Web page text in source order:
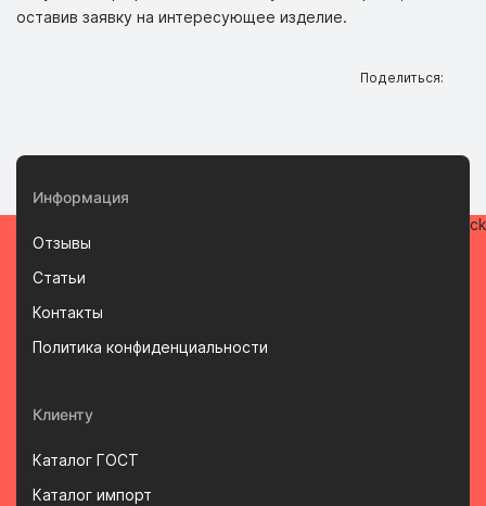
оставив заявку на интересующее изделие.
Поделиться:
Информация
Отзывы
Статьи
Контакты
Политика конфиденциальности
Клиенту
Каталог ГОСТ
Каталог импорт